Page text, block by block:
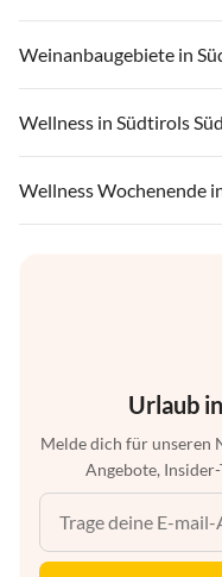
Weinanbaugebiete in
Wellness in Südtirols
Wellness Wochenende
Urlaub
Melde dich für unseren
Angebote,